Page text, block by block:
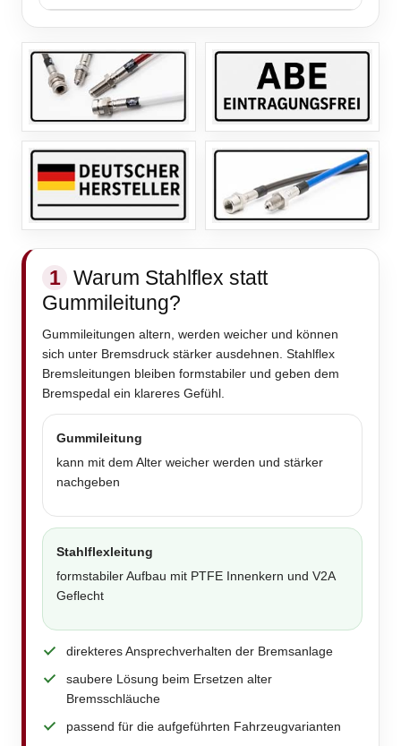
1 Warum Stahlflex statt
Gummileitung?
Gummileitungen altern, werden weicher und können
sich unter Bremsdruck stärker ausdehnen. Stahlflex
Bremsleitungen bleiben formstabiler und geben dem
Bremspedal ein klareres Gefühl.
Gummileitung
kann mit dem Alter weicher werden und stärker
nachgeben
Stahlflexleitung
formstabiler Aufbau mit PTFE Innenkern und V2A
Geflecht
direkteres Ansprechverhalten der Bremsanlage
saubere Lösung beim Ersetzen alter
Bremsschläuche
passend für die aufgeführten Fahrzeugvarianten